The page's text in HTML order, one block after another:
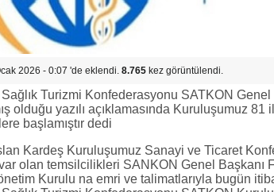
2026 - 0:07 'de eklendi. 8.765 kez görüntülendi.
Turizmi Konfederasyonu SATKON Genel
olduğu yazılı açıklamasında Kuruluşumuz
başlamıştır dedi
Kardeş Kuruluşumuz Sanayi ve Ticaret
var olan temsilcilikleri SANKON Genel Başkanı
Kurulu na emri ve talimatlarıyla bugün